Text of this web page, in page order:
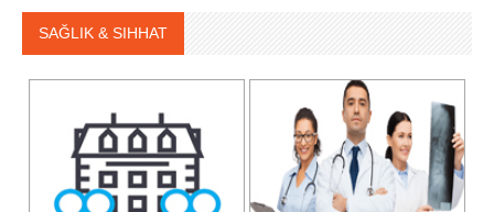
SAĞLIK & SIHHAT